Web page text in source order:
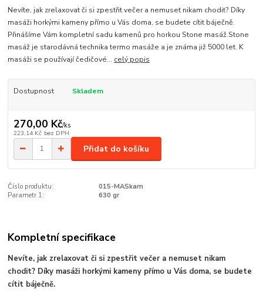
Nevíte, jak zrelaxovat či si zpestřit večer a nemuset nikam chodit? Díky
masáži horkými kameny přímo u Vás doma, se budete cítit báječně.
Přinášíme Vám kompletní sadu kamenů pro horkou Stone masáž.Stone
masáž je starodávná technika termo masáže a je známa již 5000 let. K
masáži se používají čedičové... celý popis
Dostupnost Skladem
270,00 Kč/ks
223,14 Kč bez DPH
Přidat do košíku
Číslo produktu:
015-MASkam
Parametr 1:
630 gr
Kompletní specifikace
Nevíte, jak zrelaxovat či si zpestřit večer a nemuset nikam
chodit? Díky masáži horkými kameny přímo u Vás doma, se budete
cítit báječně.